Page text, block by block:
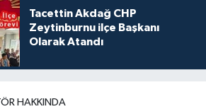
Tacettin Akdağ CHP
Zeytinburnu ilçe Başkanı
Olarak Atandı
HAKKINDA